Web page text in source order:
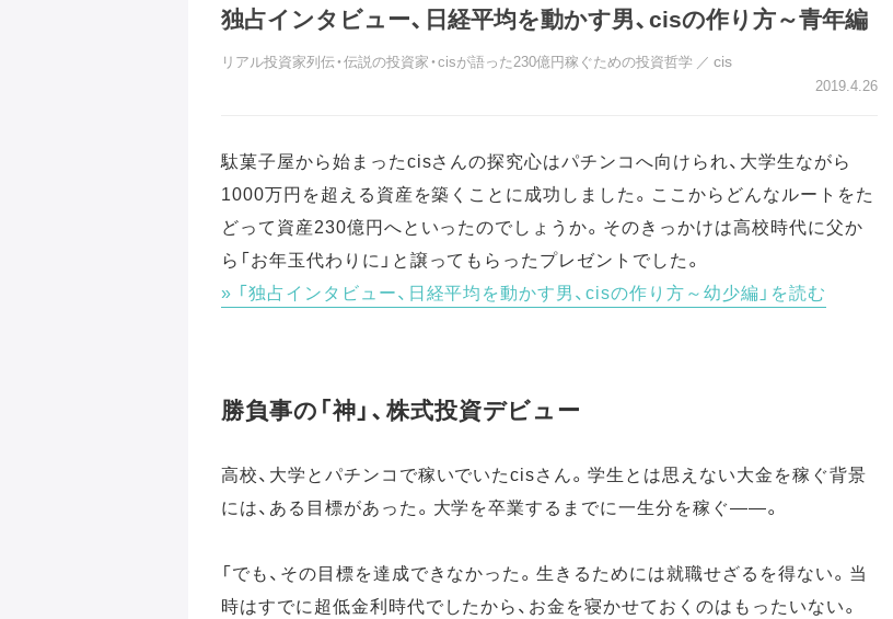
独占インタビュー、日経平均を動かす男、cisの作り方～青年編
リアル投資家列伝・伝説の投資家・cisが語った230億円稼ぐための投資哲学 ／ cis
2019.4.26
駄菓子屋から始まったcisさんの探究心はパチンコへ向けられ、大学生ながら
1000万円を超える資産を築くことに成功しました。ここからどんなルートをた
どって資産230億円へといったのでしょうか。そのきっかけは高校時代に父か
ら「お年玉代わりに」と譲ってもらったプレゼントでした。
「独占インタビュー、日経平均を動かす男、cisの作り方～幼少編」を読む
勝負事の「神」、株式投資デビュー
高校、大学とパチンコで稼いでいたcisさん。学生とは思えない大金を稼ぐ背景
には、ある目標があった。大学を卒業するまでに一生分を稼ぐ――。
「でも、その目標を達成できなかった。生きるためには就職せざるを得ない。当
時はすでに超低金利時代でしたから、お金を寝かせておくのはもったいない。